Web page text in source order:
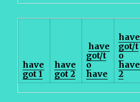
have
got 1
have
got 2
have
got/t
o
have
have
got/t
o
have
2